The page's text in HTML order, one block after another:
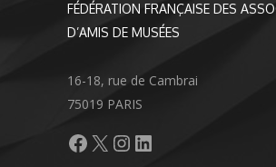
FÉDÉRATION FRANÇAISE DES
D’AMIS DE MUSÉES
16-18, rue de Cambrai
75019 PARIS
Facebook
X Instagram
LinkedIn